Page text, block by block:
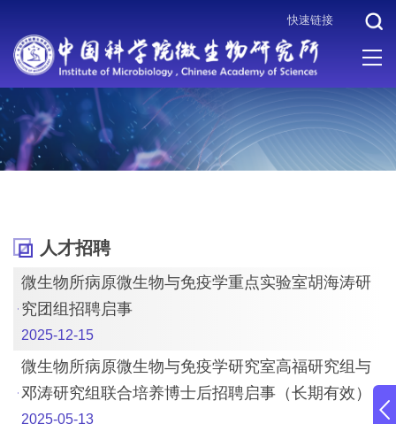
快速链接
人才招聘
微生物所病原微生物与免疫学重点实验室胡海涛研
究团组招聘启事
2025-12-15
微生物所病原微生物与免疫学研究室高福研究组与
邓涛研究组联合培养博士后招聘启事（长期有效）
2025-05-13